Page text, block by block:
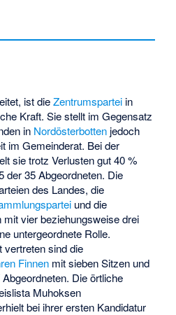
ist dieZentrumspartei in
Kraft. Sie stellt im Gegensatz
in Nordösterbotten jedoch
im Gemeinderat. Bei der
sie trotz Verlusten gut 40 %
der 35 Abgeordneten. Die
des Landes, die
und die
mit vier beziehungsweise drei
untergeordnete Rolle.
vertreten sind die
Finnen mit sieben Sitzen und
Abgeordneten. Die örtliche
Muhoksen
bei ihrer ersten Kandidatur